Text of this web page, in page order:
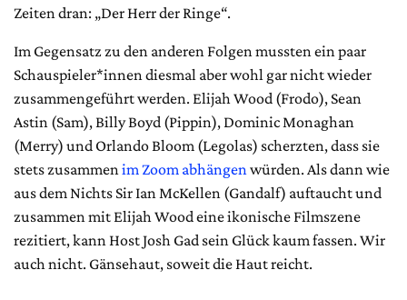
Zeiten dran: „Der Herr der Ringe“.
Im Gegensatz zu den anderen Folgen mussten ein paar
Schauspieler*innen diesmal aber wohl gar nicht wieder
zusammengeführt werden. Elijah Wood (Frodo), Sean
Astin (Sam), Billy Boyd (Pippin), Dominic Monaghan
(Merry) und Orlando Bloom (Legolas) scherzten, dass sie
stets zusammenim Zoom abhängenwürden. Als dann wie
aus dem Nichts Sir Ian McKellen (Gandalf) auftaucht und
zusammen mit Elijah Wood eine ikonische Filmszene
rezitiert, kann Host Josh Gad sein Glück kaum fassen. Wir
auch nicht. Gänsehaut, soweit die Haut reicht.